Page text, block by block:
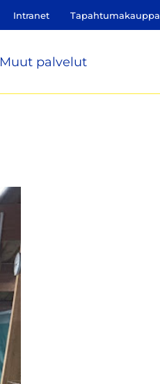
Intranet Tapahtumakauppa
Muut palvelut